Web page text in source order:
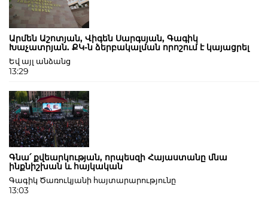
Արմեն Աշոտյան, Վիգեն Սարգսյան, Գագիկ
Խաչատրյան. ՔԿ-ն ձերբակալման որոշում է կայացրել
Եվ այլ անձանց
13:29
Գնա՛ քվեարկության, որպեսզի Հայաստանը մնա
ինքնիշխան և հայկական
Գագիկ Ծառուկյանի հայտարարությունը
13:03